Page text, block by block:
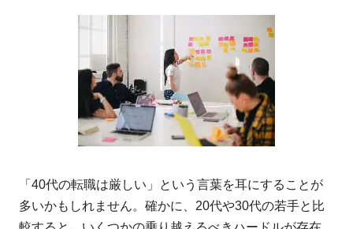
「40代の転職は厳しい」という言葉を耳にすることが
多いかもしれません。確かに、20代や30代の若手と比